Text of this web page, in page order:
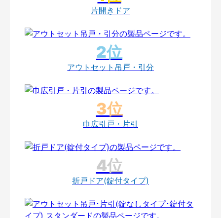
片開きドア
アウトセット吊戸・引分
巾広引戸・片引
折戸ドア(錠付タイプ)